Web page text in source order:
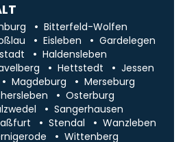
Bitterfeld-Wolfen
Eisleben
Gardelegen
Haldensleben
Hettstedt
Jessen
Magdeburg
Merseburg
Osterburg
Sangerhausen
Stendal
Wanzleben
Wittenberg